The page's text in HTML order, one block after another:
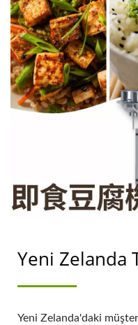
Yeni Zelanda
Yeni Zelanda'daki